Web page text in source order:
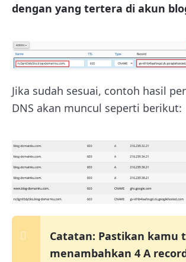
dengan yang tertera di akun
Jika sudah sesuai, contoh hasil
DNS akan muncul seperti berikut:
Catatan: Pastikan kamu
menambahkan 4 A